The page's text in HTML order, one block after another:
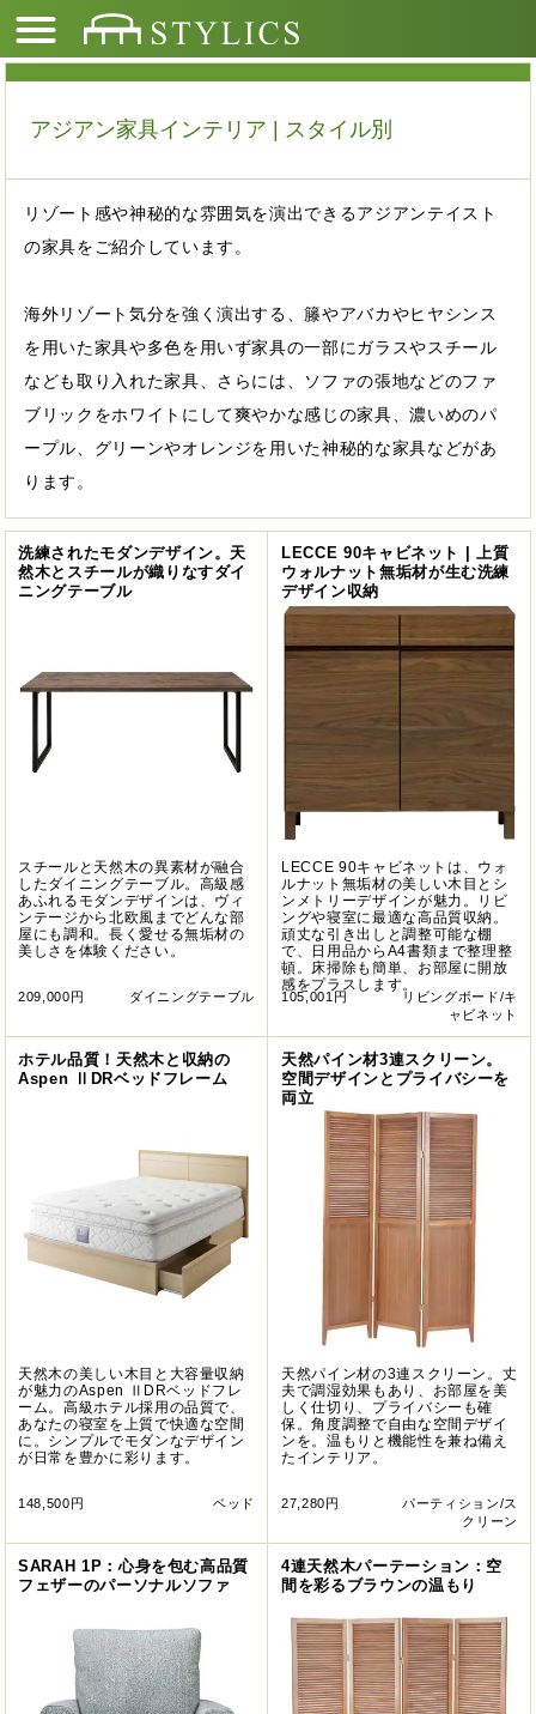
アジアン家具インテリア | スタイル別
リゾート感や神秘的な雰囲気を演出できるアジアンテイスト
の家具をご紹介しています。
海外リゾート気分を強く演出する、籐やアバカやヒヤシンス
を用いた家具や多色を用いず家具の一部にガラスやスチール
なども取り入れた家具、さらには、ソファの張地などのファ
ブリックをホワイトにして爽やかな感じの家具、濃いめのパ
ープル、グリーンやオレンジを用いた神秘的な家具などがあ
ります。
洗練されたモダンデザイン。天
然木とスチールが織りなすダイ
ニングテーブル
スチールと天然木の異素材が融合
したダイニングテーブル。高級感
あふれるモダンデザインは、ヴィ
ンテージから北欧風までどんな部
屋にも調和。長く愛せる無垢材の
美しさを体験ください。
209,000円 ダイニングテーブル
LECCE 90キャビネット | 上質
ウォルナット無垢材が生む洗練
デザイン収納
LECCE 90キャビネットは、ウォ
ルナット無垢材の美しい木目とシ
ンメトリーデザインが魅力。リビ
ングや寝室に最適な高品質収納。
頑丈な引き出しと調整可能な棚
で、日用品からA4書類まで整理整
頓。床掃除も簡単、お部屋に開放
感をプラスします。
105,001円
リビングボード/キ
ャビネット
ホテル品質！天然木と収納の
Aspen ⅡDRベッドフレーム
天然木の美しい木目と大容量収納
が魅力のAspen ⅡDRベッドフレ
ーム。高級ホテル採用の品質で、
あなたの寝室を上質で快適な空間
に。シンプルでモダンなデザイン
が日常を豊かに彩ります。
148,500円 ベッド
天然パイン材3連スクリーン。
空間デザインとプライバシーを
両立
天然パイン材の3連スクリーン。丈
夫で調湿効果もあり、お部屋を美
しく仕切り、プライバシーも確
保。角度調整で自由な空間デザイ
ンを。温もりと機能性を兼ね備え
たインテリア。
27,280円
パーティション/ス
クリーン
SARAH 1P：心身を包む高品質
フェザーのパーソナルソファ
4連天然木パーテーション：空
間を彩るブラウンの温もり